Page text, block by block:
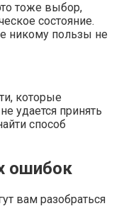
тоже выбор,
состояние.
никому пользы не
которые
удается принять
способ
ошибок
вам разобраться